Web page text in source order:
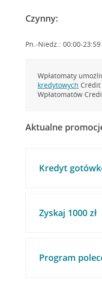
Czynny:
Pn.-Niedz.: 00:00-23:59
Wpłatomaty
kredytowych
Wpłatomatów
Aktualne
Kredyt
Zyskaj 1000 zł
Program